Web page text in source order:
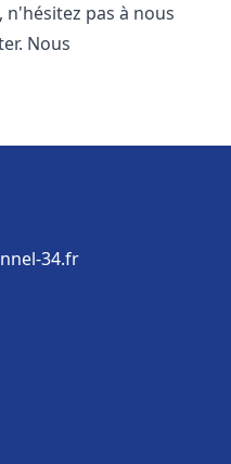
n'hésitez pas à nous
Nous
34.fr